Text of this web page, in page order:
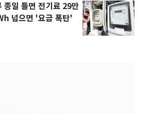
종일 틀면 전기료 29만
넘으면 '요금 폭탄'